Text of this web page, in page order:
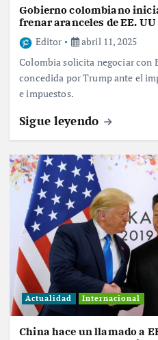
Gobierno colombiano
frenar aranceles de EE. UU
Editor
abril 11, 2025
Colombia solicita negociar con
concedida por Trump ante el
e impuestos.
Sigue leyendo
Actualidad Internacional
China hace un llamado a